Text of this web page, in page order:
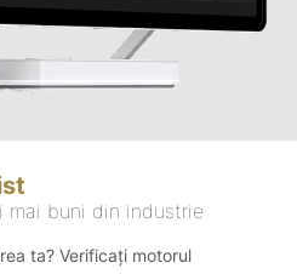
mai buni din industrie
ta? Verificați motorul